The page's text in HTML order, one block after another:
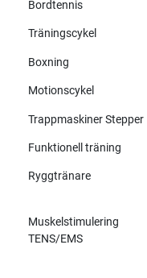
Bordtennis
Träningscykel
Boxning
Motionscykel
Trappmaskiner Stepper
Funktionell träning
Ryggtränare
Muskelstimulering
TENS/EMS